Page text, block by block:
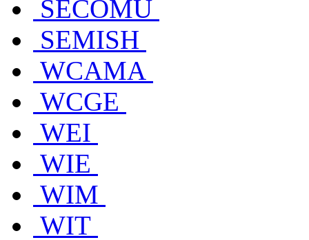
SECOMU
SEMISH
WCAMA
WCGE
WEI
WIE
WIM
WIT